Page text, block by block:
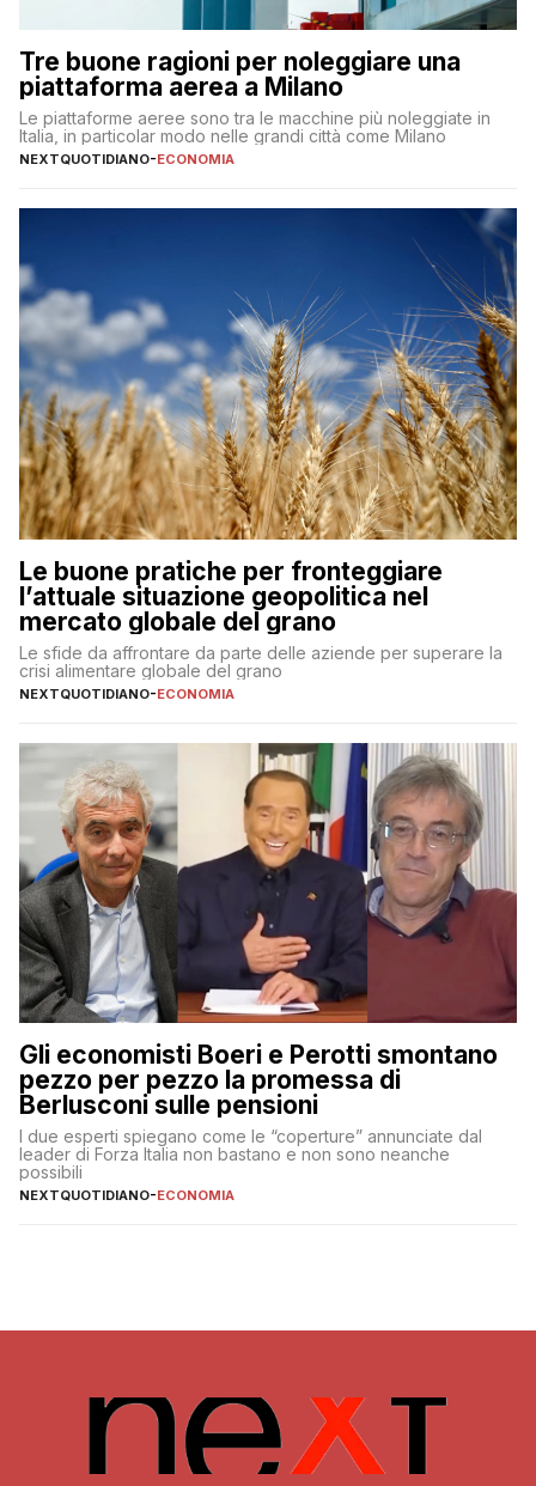
Tre buone ragioni per noleggiare una
piattaforma aerea a Milano
Le piattaforme aeree sono tra le macchine più noleggiate in
Italia, in particolar modo nelle grandi città come Milano
NEXTQUOTIDIANO-ECONOMIA
Le buone pratiche per fronteggiare
l’attuale situazione geopolitica nel
mercato globale del grano
Le sfide da affrontare da parte delle aziende per superare la
crisi alimentare globale del grano
NEXTQUOTIDIANO-ECONOMIA
Gli economisti Boeri e Perotti smontano
pezzo per pezzo la promessa di
Berlusconi sulle pensioni
I due esperti spiegano come le “coperture” annunciate dal
leader di Forza Italia non bastano e non sono neanche
possibili
NEXTQUOTIDIANO-ECONOMIA